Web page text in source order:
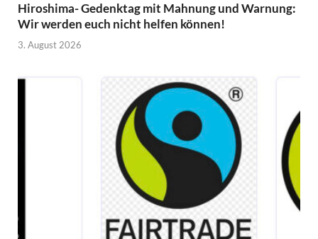
Hiroshima- Gedenktag mit Mahnung und Warnung:
Wir werden euch nicht helfen können!
3. August 2026